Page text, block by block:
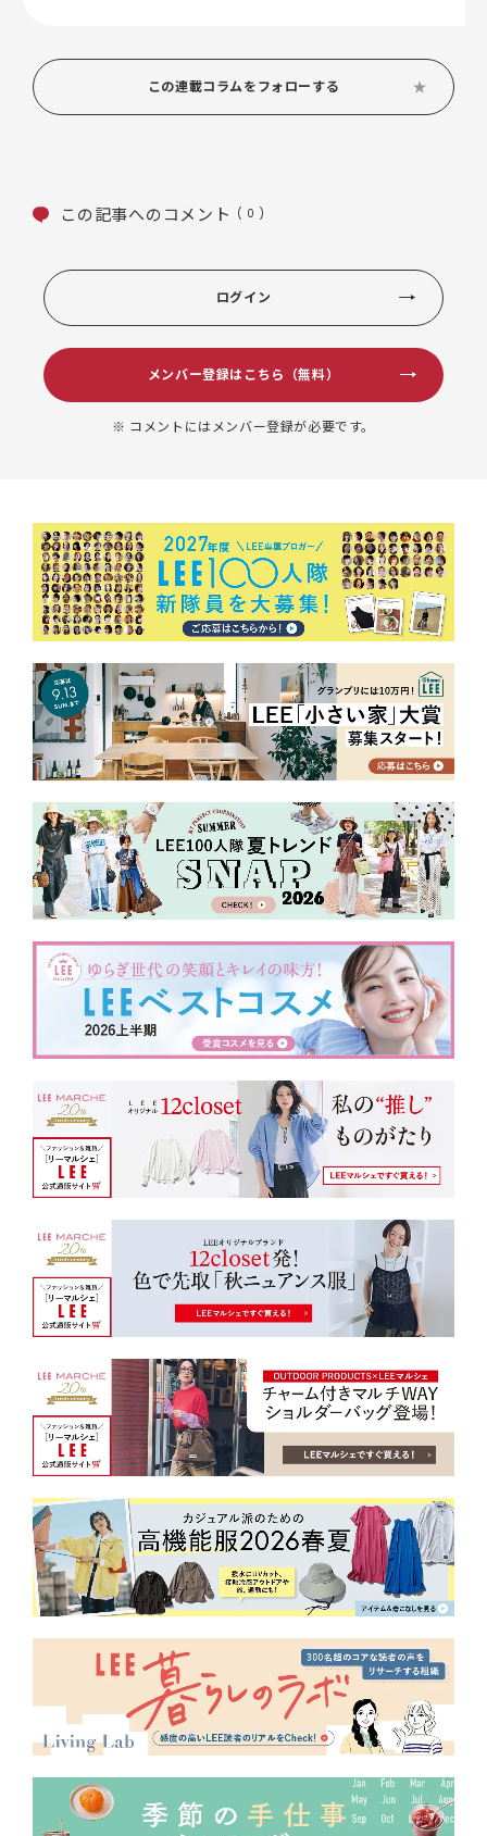
この連載コラムをフォローする
この記事へのコメント ( 0 )
ログイン
メンバー登録はこちら（無料）
※ コメントにはメンバー登録が必要です。